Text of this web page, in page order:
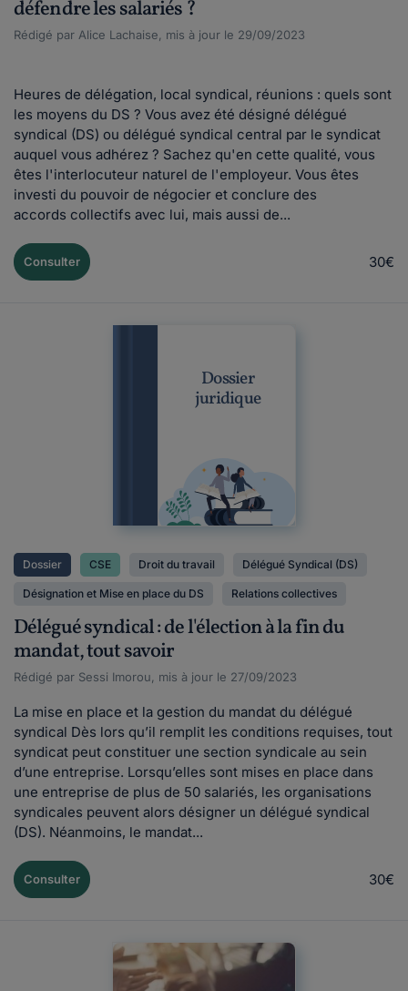
défendre les salariés ?
Rédigé par Alice Lachaise, mis à jour le 29/09/2023
Heures de délégation, local syndical, réunions : quels sont
les moyens du DS ? Vous avez été désigné délégué
syndical (DS) ou délégué syndical central par le syndicat
auquel vous adhérez ? Sachez qu'en cette qualité, vous
êtes l'interlocuteur naturel de l'employeur. Vous êtes
investi du pouvoir de négocier et conclure des
accords collectifs avec lui, mais aussi de...
Consulter 30€
Dossier
juridique
Dossier CSE Droit du travail Délégué Syndical (DS)
Désignation et Mise en place du DS Relations collectives
Délégué syndical : de l'élection à la fin du
mandat, tout savoir
Rédigé par Sessi Imorou, mis à jour le 27/09/2023
La mise en place et la gestion du mandat du délégué
syndical Dès lors qu’il remplit les conditions requises, tout
syndicat peut constituer une section syndicale au sein
d’une entreprise. Lorsqu’elles sont mises en place dans
une entreprise de plus de 50 salariés, les organisations
syndicales peuvent alors désigner un délégué syndical
(DS). Néanmoins, le mandat...
Consulter 30€